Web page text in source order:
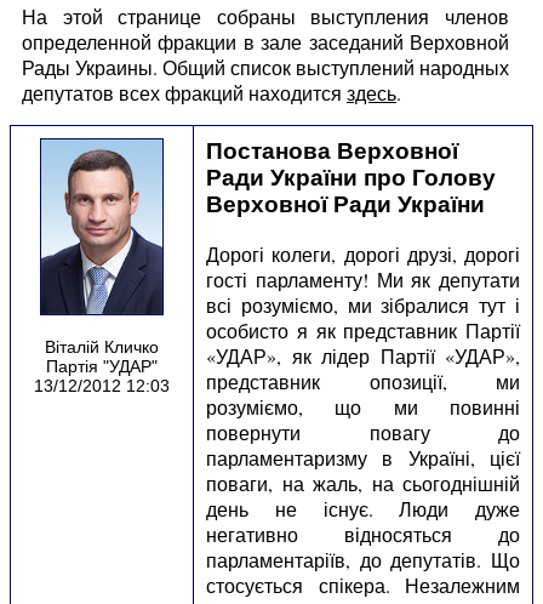
На этой странице собраны выступления членов
определенной фракции в зале заседаний Верховной
Рады Украины. Общий список выступлений народных
депутатов всех фракций находится здесь.
Віталій Кличко
Партія "УДАР"
13/12/2012 12:03
Постанова Верховної
Ради України про Голову
Верховної Ради України
Дорогі колеги, дорогі друзі, дорогі
гості парламенту! Ми як депутати
всі розуміємо, ми зібралися тут і
особисто я як представник Партії
«УДАР», як лідер Партії «УДАР»,
представник опозиції, ми
розуміємо, що ми повинні
повернути повагу до
парламентаризму в Україні, цієї
поваги, на жаль, на сьогоднішній
день не існує. Люди дуже
негативно відносяться до
парламентаріїв, до депутатів. Що
стосується спікера. Незалежним